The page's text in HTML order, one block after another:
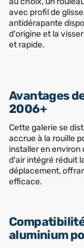
avec profil de
antidérapante
d'origine et la
et rapide.
Avantages
2006+
Cette galerie se
accrue à la rouille
installer en environ
d'air intégré réduit
déplacement,
efficace.
aluminium